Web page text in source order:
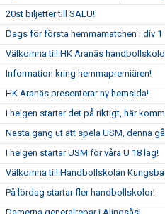
20st biljetter till SALU!
Dags för första hemmamatchen i div 1
Välkomna till HK Aranäs
Information kring hemmapremiären!
HK Aranäs presenterar ny hemsida!
I helgen startar det på riktigt, här
Nästa gäng ut att spela USM, denna
I helgen startar USM för våra U 18 lag!
Välkomna till Handbollskolan
På lördag startar fler handbollskolor!